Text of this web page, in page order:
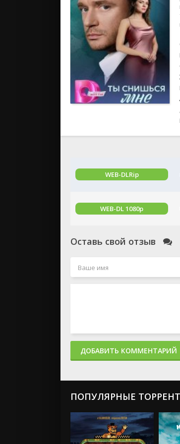
WEB-DLRip
WEB-DL 1080p
Оставь свой отзыв
ДОБАВИТЬ КОММЕНТАРИЙ
ПОПУЛЯРНЫЕ